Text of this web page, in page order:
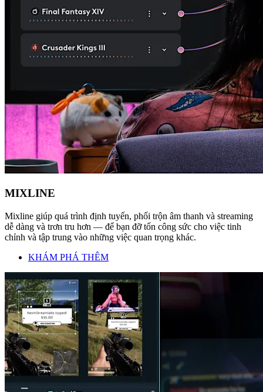
MIXLINE
Mixline giúp quá trình định tuyến, phối trộn âm thanh và streaming
dễ dàng và trơn tru hơn — để bạn đỡ tốn công sức cho việc tinh
chỉnh và tập trung vào những việc quan trọng khác.
KHÁM PHÁ THÊM